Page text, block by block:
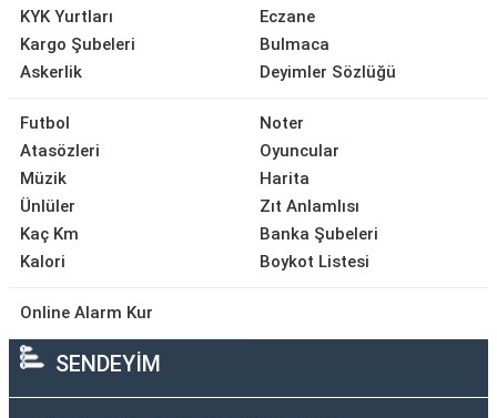
KYK Yurtları
Kargo Şubeleri
Askerlik
Eczane
Bulmaca
Deyimler Sözlüğü
Futbol
Atasözleri
Müzik
Ünlüler
Kaç Km
Kalori
Noter
Oyuncular
Harita
Zıt Anlamlısı
Banka Şubeleri
Boykot Listesi
Online Alarm Kur
SENDEYİM